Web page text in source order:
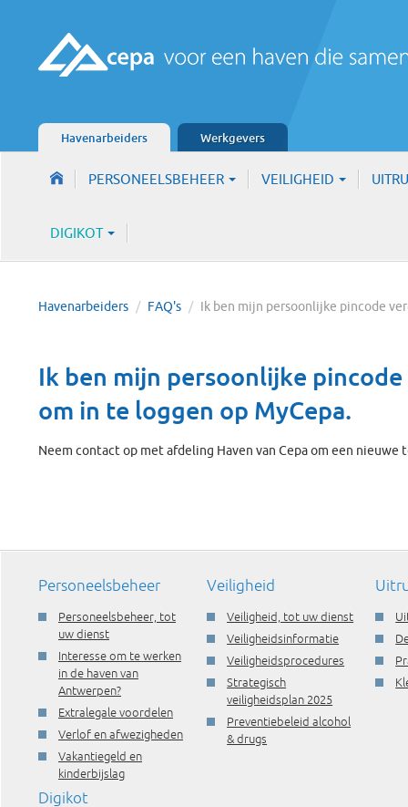
Havenarbeiders Werkgevers
PERSONEELSBEHEER VEILIGHEID
DIGIKOT
Havenarbeiders / FAQ's / Ik ben mijn persoonlijke pincode
Ik ben mijn persoonlijke
om in te loggen op MyCepa.
Neem contact op met afdeling Haven van Cepa om een nieuwe
Personeelsbeheer
Personeelsbeheer, tot
uw dienst
Interesse om te werken
in de haven van
Antwerpen?
Extralegale voordelen
Verlof en afwezigheden
Vakantiegeld en
kinderbijslag
Veiligheid
Veiligheid, tot uw dienst
Veiligheidsinformatie
Veiligheidsprocedures
Strategisch
veiligheidsplan 2025
Preventiebeleid alcohol
& drugs
Digikot